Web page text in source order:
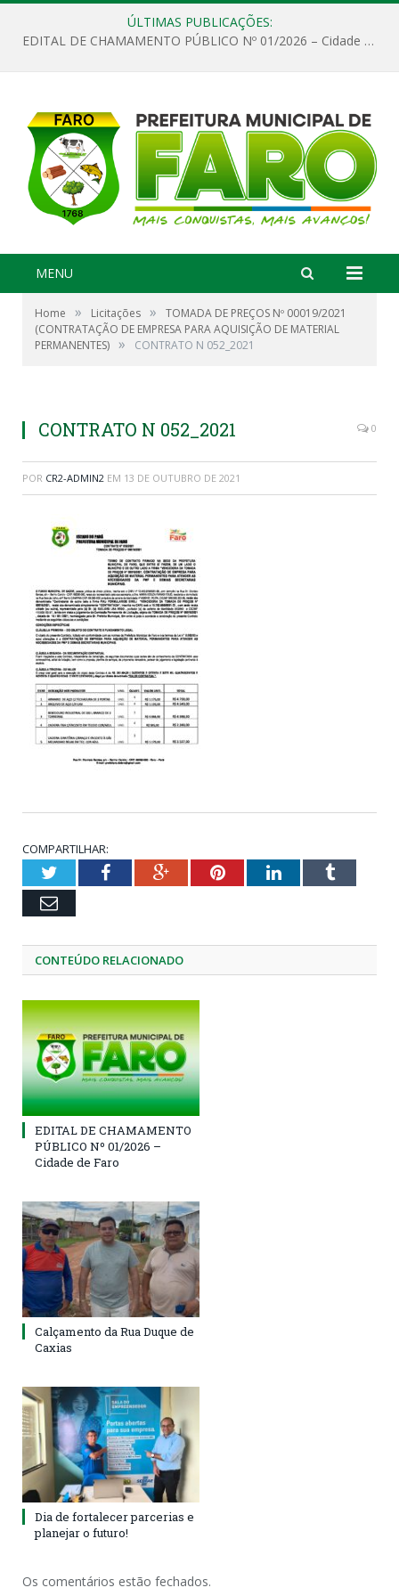
ÚLTIMAS PUBLICAÇÕES:
EDITAL DE CHAMAMENTO PÚBLICO Nº 01/2026 – Cidade de Faro
MENU
Home » Licitações »
TOMADA DE PREÇOS Nº 00019/2021
(CONTRATAÇÃO DE EMPRESA PARA AQUISIÇÃO DE MATERIAL
PERMANENTES) » CONTRATO N 052_2021
CONTRATO N 052_2021 0
POR CR2-ADMIN2 EM 13 DE OUTUBRO DE 2021
COMPARTILHAR:
TwitterFacebookGoogle+PinterestLinkedInTumblr
Email
CONTEÚDO RELACIONADO
EDITAL DE CHAMAMENTO
PÚBLICO Nº 01/2026 –
Cidade de Faro
Calçamento da Rua Duque de
Caxias
Dia de fortalecer parcerias e
planejar o futuro!
Os comentários estão fechados.